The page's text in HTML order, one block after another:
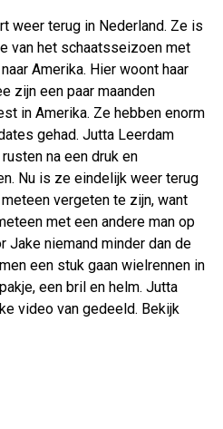
weer terug in Nederland. Ze is
van het schaatsseizoen met
Amerika. Hier woont haar
zijn een paar maanden
in Amerika. Ze hebben enorm
gehad. Jutta Leerdam
na een druk en
Nu is ze eindelijk weer terug
vergeten te zijn, want
met een andere man op
Jake niemand minder dan de
een stuk gaan wielrennen in
een bril en helm. Jutta
video van gedeeld. Bekijk